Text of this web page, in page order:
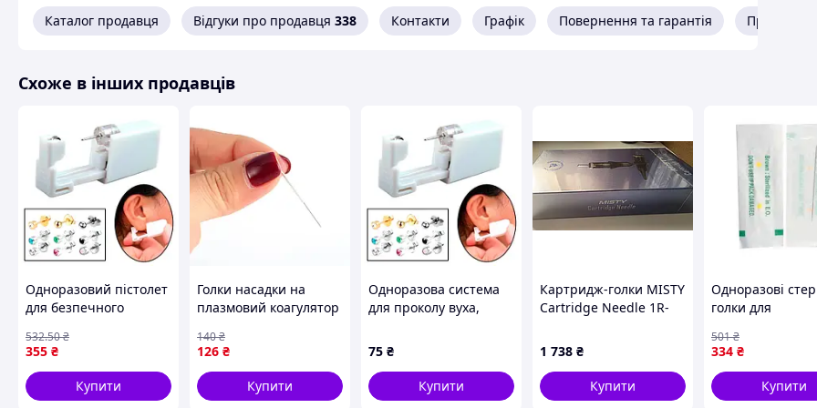
Каталог продавця Відгуки про продавця 338 Контакти Графік Повернення та гарантія Про
Схоже в інших продавців
Одноразовий пістолет
для безпечного
дітям із сережками та
сережками, що
дезінфікують, FLAME
355 ₴
532.50₴
Купити
Голки насадки на
плазмовий коагулятор
126 ₴
140₴
Купити
Одноразова система
для проколу вуха,
сережка у комплекті
75 ₴
Купити
Картридж-голки MISTY
Cartridge Needle 1R-
макіяжу
1 738 ₴
Купити
Одноразові
голки для
макіяжу та
0.35 мм 50 мм 100
штук контурні
334 ₴
501₴
Купити